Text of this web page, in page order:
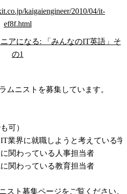
アになる: 「みんなのIT英語」そ
の1
ムニストを募集しています。
可）
業界に就職しようと考えている学
関わっている人事担当者
関わっている教育担当者
スト募集ページをご覧ください。